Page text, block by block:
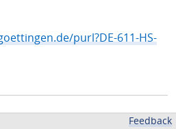
purl?DE-611-HS-
Feedback